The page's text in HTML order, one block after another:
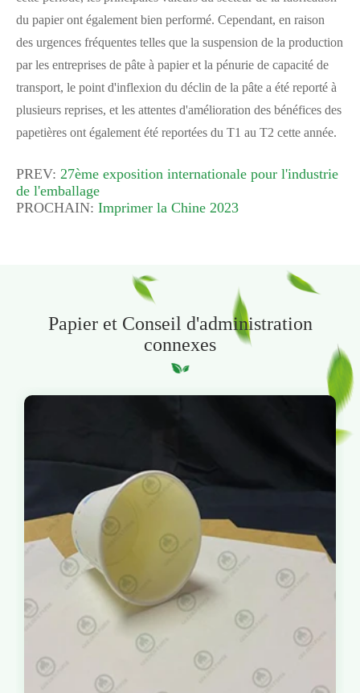
du papier ont également bien performé. Cependant, en raison
des urgences fréquentes telles que la suspension de la production
par les entreprises de pâte à papier et la pénurie de capacité de
transport, le point d'inflexion du déclin de la pâte a été reporté à
plusieurs reprises, et les attentes d'amélioration des bénéfices des
papetières ont également été reportées du T1 au T2 cette année.
PREV: 27ème exposition internationale pour l'industrie
de l'emballage
PROCHAIN: Imprimer la Chine 2023
Papier et Conseil d'administration
connexes